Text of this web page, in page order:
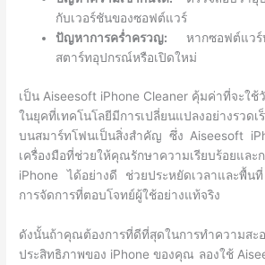
กับเวอร์ชันของซอฟต์แวร์
ปัญหาการคร่ำครวญ: หากซอฟต์แวร์
สตาร์ทอุปกรณ์หรือเปิดใหม่
เป็น Aiseesoft iPhone Cleaner คุ้มค่าที่จะใช้
ในยุคที่เทคโนโลยีมีการเปลี่ยนแปลงอย่างรวด
บนสมาร์ทโฟนเป็นสิ่งสำคัญ ซึ่ง Aiseesoft
เครื่องมือที่ช่วยให้คุณรักษาความเรียบร้อยและ
iPhone ได้อย่างดี ช่วยประหยัดเวลาและพื้น
การจัดการที่ตอบโจทย์ผู้ใช้อย่างแท้จริง
ดังนั้นถ้าคุณต้องการที่ดีที่สุดในการทำความสะ
ประสิทธิภาพของ iPhone ของคุณ ลองใช้